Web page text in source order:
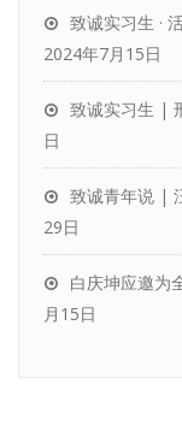
致诚实习生 ·
2024年7月15日
致诚实习生 |
日
致诚青年说 |
29日
白庆坤应邀为
月15日